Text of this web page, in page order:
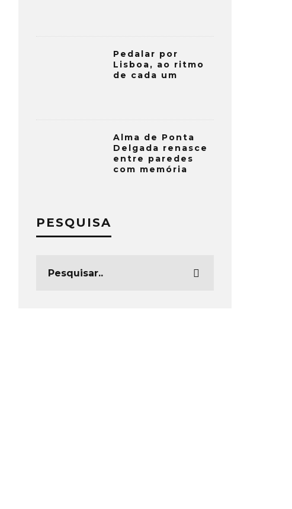
Pedalar por
Lisboa, ao ritmo
de cada um
Alma de Ponta
Delgada renasce
entre paredes
com memória
PESQUISA